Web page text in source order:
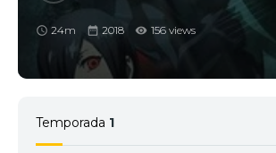
24m 2018 156 views
Temporada 1